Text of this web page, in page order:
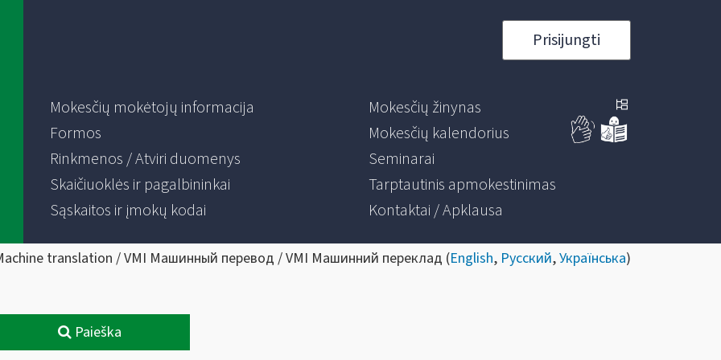
Prisijungti
Mokesčių mokėtojų informacija
Formos
Rinkmenos / Atviri duomenys
Skaičiuoklės ir pagalbininkai
Sąskaitos ir įmokų kodai
Mokesčių žinynas
Mokesčių kalendorius
Seminarai
Tarptautinis apmokestinimas
Kontaktai / Apklausa
translation / VMI Машинный перевод / VMI Машинний переклад (English, Русский,Українська)
Paieška